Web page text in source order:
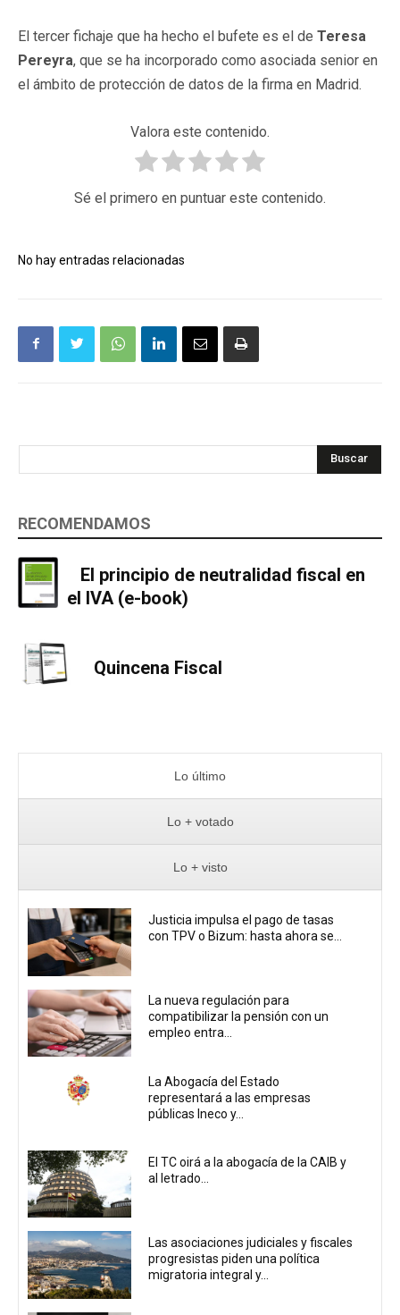
El tercer fichaje que ha hecho el bufete es el de Teresa
Pereyra, que se ha incorporado como asociada senior en
el ámbito de protección de datos de la firma en Madrid.
Valora este contenido.
Sé el primero en puntuar este contenido.
No hay entradas relacionadas
Buscar
RECOMENDAMOS
El principio de neutralidad fiscal en
el IVA (e-book)
Quincena Fiscal
Lo último
Lo + votado
Lo + visto
Justicia impulsa el pago de tasas
con TPV o Bizum: hasta ahora se...
La nueva regulación para
compatibilizar la pensión con un
empleo entra...
La Abogacía del Estado
representará a las empresas
públicas Ineco y...
El TC oirá a la abogacía de la CAIB y
al letrado...
Las asociaciones judiciales y fiscales
progresistas piden una política
migratoria integral y...